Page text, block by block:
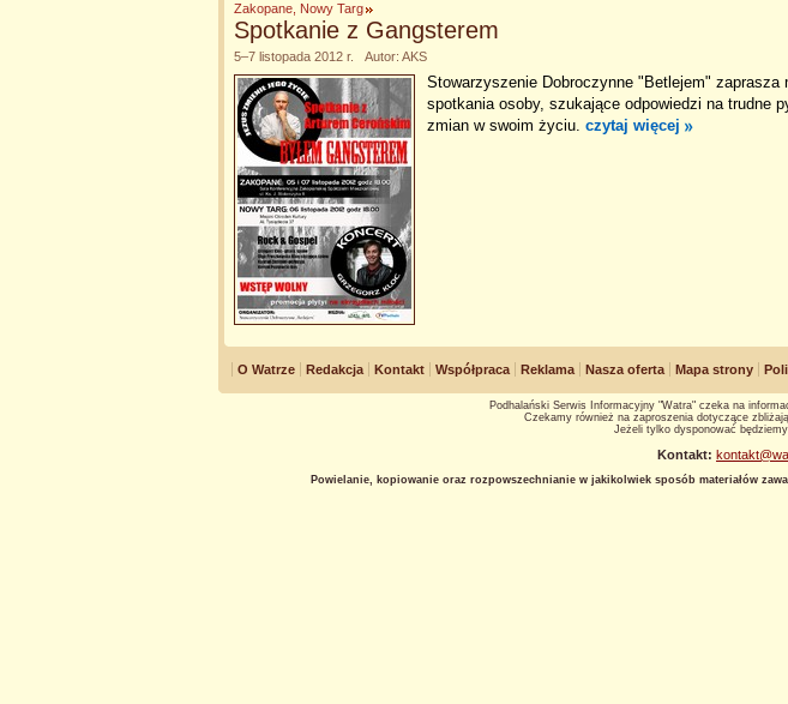
Zakopane, Nowy Targ
Spotkanie z Gangsterem
5–7 listopada 2012 r. Autor: AKS
Stowarzyszenie Dobroczynne "Betlejem" zaprasza
spotkania osoby, szukające odpowiedzi na trudne
zmian w swoim życiu. czytaj więcej
O Watrze Redakcja Kontakt Współpraca Reklama Nasza oferta Mapa strony
Podhalański Serwis Informacyjny "Watra" czeka na
Czekamy również na zaproszenia dotyczące
Jeżeli tylko dysponować
Kontakt:
Powielanie, kopiowanie oraz rozpowszechnianie w jakikolwiek sposób materiałów